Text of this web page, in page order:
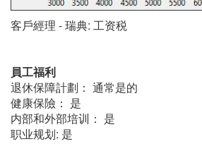
客戶經理 - 瑞典: 工资税
員工福利
退休保障計劃： 通常是的
健康保險： 是
内部和外部培训： 是
职业规划: 是